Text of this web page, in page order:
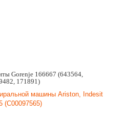
Gorenje 166667 (643564,
171891)